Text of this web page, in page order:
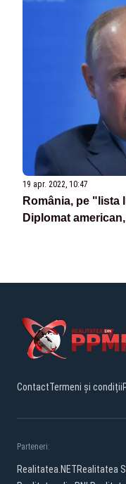
19 apr. 2022, 10:47
România, pe "lista
Diplomat
ContactTermeni și condiții
Parteneri:
Realitatea.NETRealitatea